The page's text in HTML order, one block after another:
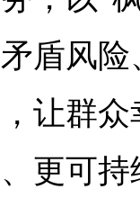
盾风
让群
更可